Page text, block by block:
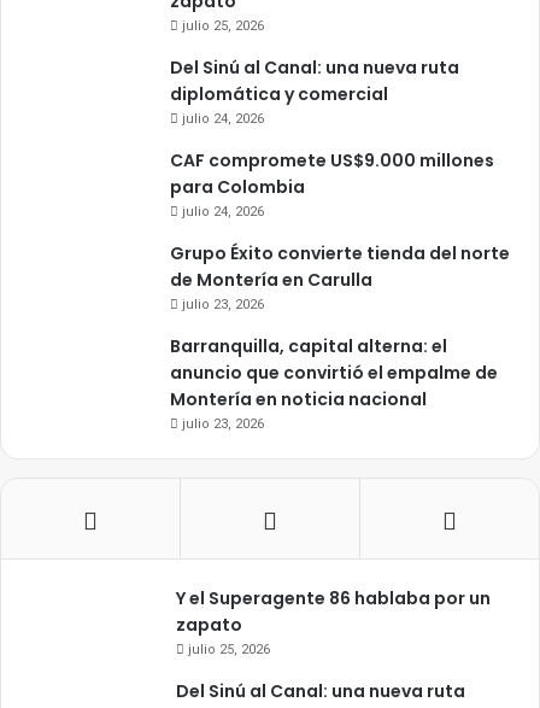
julio 25, 2026
Del Sinú al Canal: una nueva ruta
diplomática y comercial
julio 24, 2026
CAF compromete US$9.000 millones
para Colombia
julio 24, 2026
Grupo Éxito convierte tienda del norte
de Montería en Carulla
julio 23, 2026
Barranquilla, capital alterna: el
anuncio que convirtió el empalme de
Montería en noticia nacional
julio 23, 2026
Y el Superagente 86 hablaba por un
zapato
julio 25, 2026
Del Sinú al Canal: una nueva ruta